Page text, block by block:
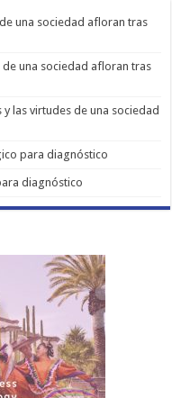
una sociedad afloran tras
de una sociedad afloran tras
y las virtudes de una sociedad
para diagnóstico
diagnóstico